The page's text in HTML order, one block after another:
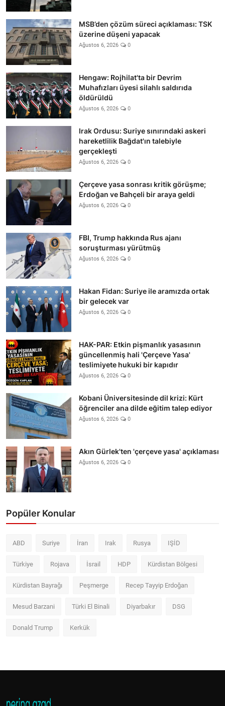
MSB’den çözüm süreci açıklaması: TSK
üzerine düşeni yapacak
Ağustos 6, 2026 0
Hengaw: Rojhilat'ta bir Devrim
Muhafızları üyesi silahlı saldırıda
öldürüldü
Ağustos 6, 2026 0
Irak Ordusu: Suriye sınırındaki askeri
hareketlilik Bağdat'ın talebiyle
gerçekleşti
Ağustos 6, 2026 0
Çerçeve yasa sonrası kritik görüşme;
Erdoğan ve Bahçeli bir araya geldi
Ağustos 6, 2026 0
FBI, Trump hakkında Rus ajanı
soruşturması yürütmüş
Ağustos 6, 2026 0
Hakan Fidan: Suriye ile aramızda ortak
bir gelecek var
Ağustos 6, 2026 0
HAK-PAR: Etkin pişmanlık yasasının
güncellenmiş hali 'Çerçeve Yasa'
teslimiyete hukuki bir kapıdır
Ağustos 6, 2026 0
Kobani Üniversitesinde dil krizi: Kürt
öğrenciler ana dilde eğitim talep ediyor
Ağustos 6, 2026 0
Akın Gürlek'ten 'çerçeve yasa' açıklaması
Ağustos 6, 2026 0
Popüler Konular
ABD Suriye İran Irak Rusya IŞİD
Türkiye Rojava İsrail HDP Kürdistan Bölgesi
Kürdistan Bayrağı Peşmerge Recep Tayyip Erdoğan
Mesud Barzani Türki El Binali Diyarbakır DSG
Donald Trump Kerkük